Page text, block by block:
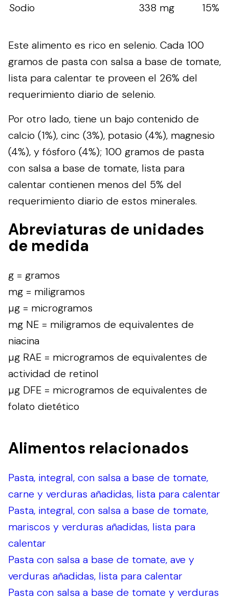
Sodio
338 mg 15%
Este alimento es rico en selenio. Cada 100
gramos de pasta con salsa a base de tomate,
lista para calentar te proveen el 26% del
requerimiento diario de selenio.
Por otro lado, tiene un bajo contenido de
calcio (1%), cinc (3%), potasio (4%), magnesio
(4%), y fósforo (4%); 100 gramos de pasta
con salsa a base de tomate, lista para
calentar contienen menos del 5% del
requerimiento diario de estos minerales.
Abreviaturas de unidades
de medida
g = gramos
mg = miligramos
µg = microgramos
mg NE = miligramos de equivalentes de
niacina
µg RAE = microgramos de equivalentes de
actividad de retinol
µg DFE = microgramos de equivalentes de
folato dietético
Alimentos relacionados
Pasta, integral, con salsa a base de tomate,
carne y verduras añadidas, lista para calentar
Pasta, integral, con salsa a base de tomate,
mariscos y verduras añadidas, lista para
calentar
Pasta con salsa a base de tomate, ave y
verduras añadidas, lista para calentar
Pasta con salsa a base de tomate y verduras